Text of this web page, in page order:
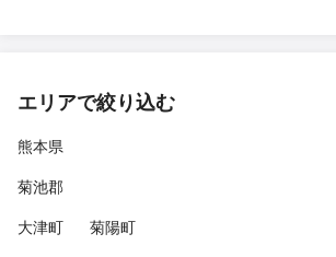
エリアで絞り込む
熊本県
菊池郡
大津町
菊陽町